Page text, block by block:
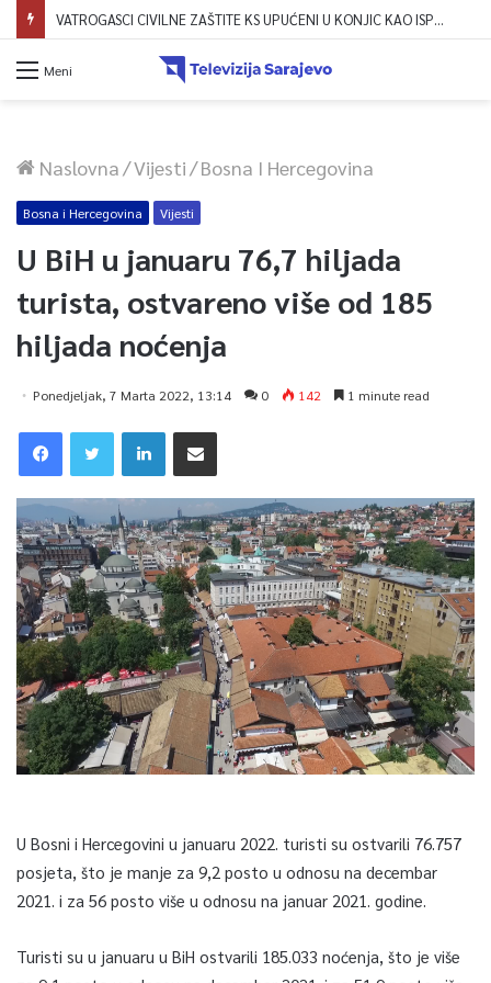
VATROGASCI CIVILNE ZAŠTITE KS UPUĆENI U KONJIC KAO ISPOMOĆ U GAŠENJU POŽARA
Meni
Naslovna/Vijesti/Bosna I Hercegovina
Bosna i Hercegovina Vijesti
U BiH u januaru 76,7 hiljada
turista, ostvareno više od 185
hiljada noćenja
Ponedjeljak, 7 Marta 2022, 13:14 0 142 1 minute read
U Bosni i Hercegovini u januaru 2022. turisti su ostvarili 76.757
posjeta, što je manje za 9,2 posto u odnosu na decembar
2021. i za 56 posto više u odnosu na januar 2021. godine.
Turisti su u januaru u BiH ostvarili 185.033 noćenja, što je više